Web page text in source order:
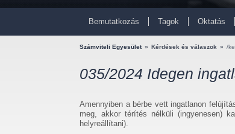
Bemutatkozás Tagok Oktatás
Számviteli Egyesület » Kérdések és válaszok » /
035/2024 Idegen
Amennyiben a bérbe vett ingatlanon
meg, akkor térítés nélküli (ingyenesen)
helyreállítani).